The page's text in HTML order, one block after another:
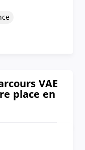
VAE
place en